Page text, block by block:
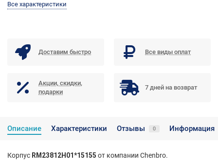
Все характеристики
Доставим быстро Все виды оплат
Акции, скидки,
подарки
7 дней на возврат
Описание Характеристики Отзывы 0 Информация
Корпус RM23812H01*15155 от компании Chenbro.